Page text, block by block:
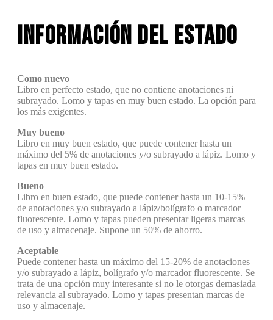
Información del estado
Como nuevo
Libro en perfecto estado, que no contiene anotaciones ni
subrayado. Lomo y tapas en muy buen estado. La opción para
los más exigentes.
Muy bueno
Libro en muy buen estado, que puede contener hasta un
máximo del 5% de anotaciones y/o subrayado a lápiz. Lomo y
tapas en muy buen estado.
Bueno
Libro en buen estado, que puede contener hasta un 10-15%
de anotaciones y/o subrayado a lápiz/bolígrafo o marcador
fluorescente. Lomo y tapas pueden presentar ligeras marcas
de uso y almacenaje. Supone un 50% de ahorro.
Aceptable
Puede contener hasta un máximo del 15-20% de anotaciones
y/o subrayado a lápiz, bolígrafo y/o marcador fluorescente. Se
trata de una opción muy interesante si no le otorgas demasiada
relevancia al subrayado. Lomo y tapas presentan marcas de
uso y almacenaje.